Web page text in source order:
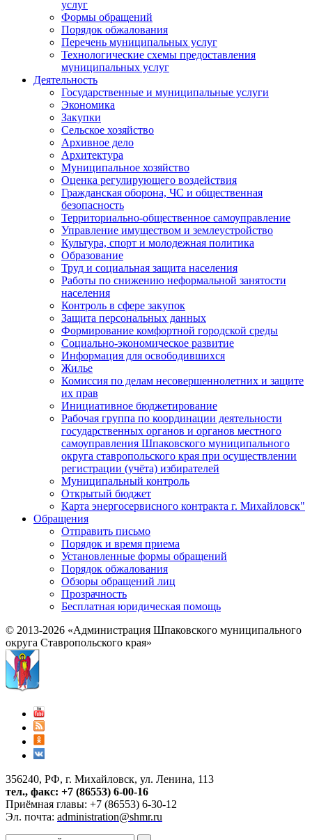
услуг
Формы обращений
Порядок обжалования
Перечень муниципальных услуг
Технологические схемы предоставления
муниципальных услуг
Деятельность
Государственные и муниципальные услуги
Экономика
Закупки
Сельское хозяйство
Архивное дело
Архитектура
Муниципальное хозяйство
Оценка регулирующего воздействия
Гражданская оборона, ЧС и общественная
безопасность
Территориально-общественное самоуправление
Управление имуществом и землеустройство
Культура, спорт и молодежная политика
Образование
Труд и социальная защита населения
Работы по снижению неформальной занятости
населения
Контроль в сфере закупок
Защита персональных данных
Формирование комфортной городской среды
Социально-экономическое развитие
Информация для освободившихся
Жилье
Комиссия по делам несовершеннолетних и защите
их прав
Инициативное бюджетирование
Рабочая группа по координации деятельности
государственных органов и органов местного
самоуправления Шпаковского муниципального
округа ставропольского края при осуществлении
регистрации (учёта) избирателей
Муниципальный контроль
Открытый бюджет
Карта энергосервисного контракта г. Михайловск"
Обращения
Отправить письмо
Порядок и время приема
Установленные формы обращений
Порядок обжалования
Обзоры обращений лиц
Прозрачность
Бесплатная юридическая помощь
© 2013-2026 «Администрация Шпаковского муниципального
округа Ставропольского края»
356240, РФ, г. Михайловск, ул. Ленина, 113
тел., факс: +7 (86553) 6-00-16
Приёмная главы: +7 (86553) 6-30-12
Эл. почта: administration@shmr.ru